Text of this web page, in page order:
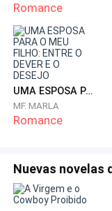
Romance
UMA ESPOSA PARA O MEU FILHO: ENTRE O DEVER E O DESEJO
MF. MARLA
Romance
Nuevas novelas